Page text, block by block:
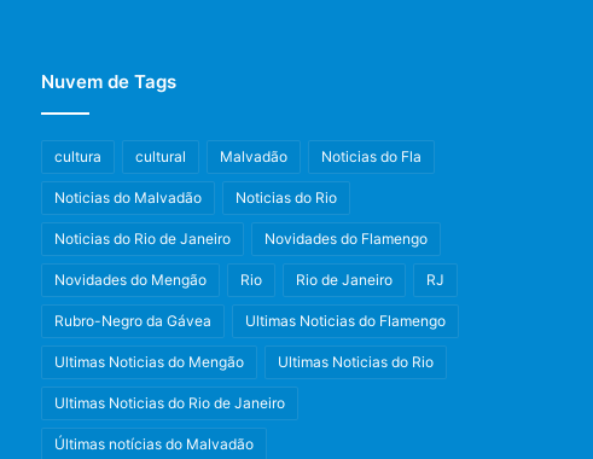
Nuvem de Tags
cultura cultural Malvadão Noticias do Fla
Noticias do Malvadão Noticias do Rio
Noticias do Rio de Janeiro Novidades do Flamengo
Novidades do Mengão Rio Rio de Janeiro RJ
Rubro-Negro da Gávea Ultimas Noticias do Flamengo
Ultimas Noticias do Mengão Ultimas Noticias do Rio
Ultimas Noticias do Rio de Janeiro
Últimas notícias do Malvadão